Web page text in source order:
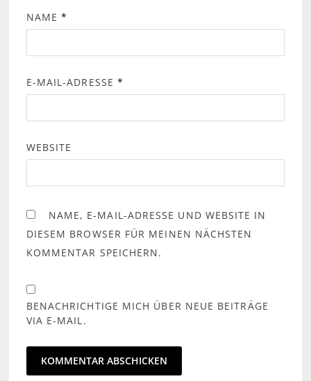
NAME*
E-MAIL-ADRESSE *
WEBSITE
NAME, E-MAIL-ADRESSE UND WEBSITE IN
DIESEM BROWSER FÜR MEINEN NÄCHSTEN
KOMMENTAR SPEICHERN.
BENACHRICHTIGE MICH ÜBER NEUE BEITRÄGE
VIA E-MAIL.